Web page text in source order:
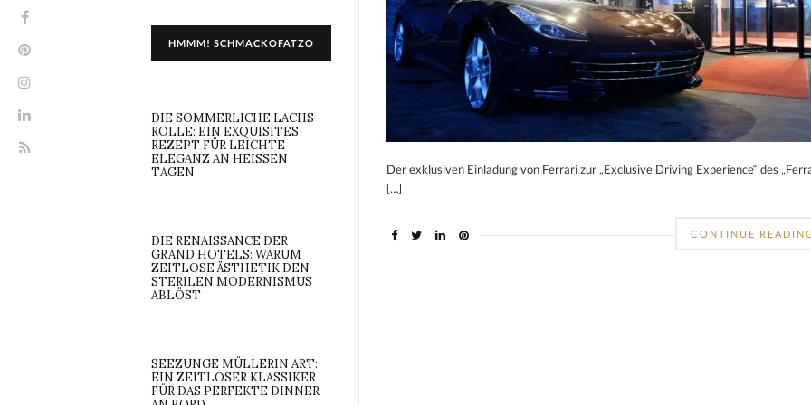
Der exklusiven Einladung von Ferrari zur „Exclusive Driving Experience“ des
[…]
CONTINUE
HMMM! SCHMACKOFATZO
DIE SOMMERLICHE LACHS-
ROLLE: EIN EXQUISITES
REZEPT FÜR LEICHTE
ELEGANZ AN HEISSEN T
AGEN
DIE RENAISSANCE DER
GRAND HOTELS: WARUM
ZEITLOSE ÄSTHETIK DEN
STERILEN MODERNISMUS
ABLÖST
SEEZUNGE MÜLLERIN ART:
EIN ZEITLOSER KLASSIKER
FÜR DAS PERFEKTE DINNER